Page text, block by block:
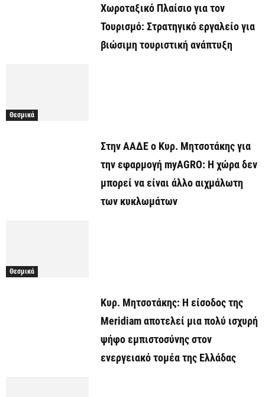
Χωροταξικό Πλαίσιο για τον
Τουρισμό: Στρατηγικό εργαλείο για
βιώσιμη τουριστική ανάπτυξη
Θεσμικά
Στην ΑΑΔΕ ο Κυρ. Μητσοτάκης για
την εφαρμογή myAGRO: Η χώρα δεν
μπορεί να είναι άλλο αιχμάλωτη
των κυκλωμάτων
Θεσμικά
Κυρ. Μητσοτάκης: Η είσοδος της
Meridiam αποτελεί μια πολύ ισχυρή
ψήφο εμπιστοσύνης στον
ενεργειακό τομέα της Ελλάδας